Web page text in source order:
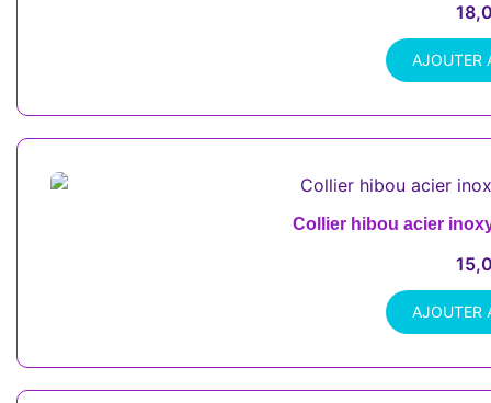
AJOUTER
Collier hibou acier
AJOUTER